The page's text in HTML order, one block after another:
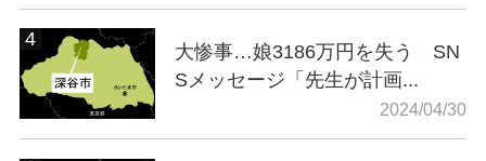
大惨事…娘3186万円を失う SN
Sメッセージ「先生が計画...
2024/04/30